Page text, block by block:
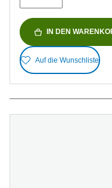
IN DEN
Auf die Wunschliste